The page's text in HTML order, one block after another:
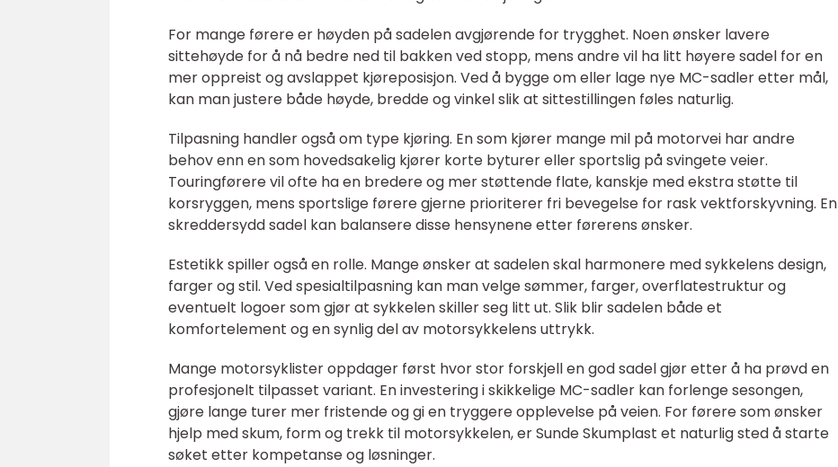
For mange førere er høyden på sadelen avgjørende for trygghet. Noen ønsker lavere
sittehøyde for å nå bedre ned til bakken ved stopp, mens andre vil ha litt høyere sadel for en
mer oppreist og avslappet kjøreposisjon. Ved å bygge om eller lage nye MC-sadler etter mål,
kan man justere både høyde, bredde og vinkel slik at sittestillingen føles naturlig.
Tilpasning handler også om type kjøring. En som kjører mange mil på motorvei har andre
behov enn en som hovedsakelig kjører korte byturer eller sportslig på svingete veier.
Touringførere vil ofte ha en bredere og mer støttende flate, kanskje med ekstra støtte til
korsryggen, mens sportslige førere gjerne prioriterer fri bevegelse for rask vektforskyvning. En
skreddersydd sadel kan balansere disse hensynene etter førerens ønsker.
Estetikk spiller også en rolle. Mange ønsker at sadelen skal harmonere med sykkelens design,
farger og stil. Ved spesialtilpasning kan man velge sømmer, farger, overflatestruktur og
eventuelt logoer som gjør at sykkelen skiller seg litt ut. Slik blir sadelen både et
komfortelement og en synlig del av motorsykkelens uttrykk.
Mange motorsyklister oppdager først hvor stor forskjell en god sadel gjør etter å ha prøvd en
profesjonelt tilpasset variant. En investering i skikkelige MC-sadler kan forlenge sesongen,
gjøre lange turer mer fristende og gi en tryggere opplevelse på veien. For førere som ønsker
hjelp med skum, form og trekk til motorsykkelen, er Sunde Skumplast et naturlig sted å starte
søket etter kompetanse og løsninger.